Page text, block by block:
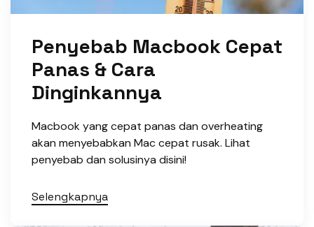
Penyebab Macbook Cepat
Panas & Cara
Dinginkannya
Macbook yang cepat panas dan overheating
akan menyebabkan Mac cepat rusak. Lihat
penyebab dan solusinya disini!
Selengkapnya